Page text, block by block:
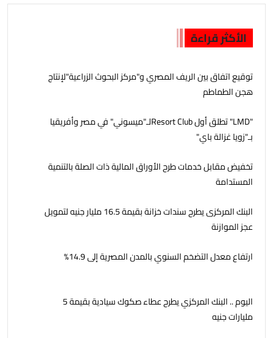
الأكثر قراءة
توقيع اتفاق بين الريف المصري و"مركز البحوث الزراعية"لإنتاج
هجن الطماطم
"LMD" تطلق أول Resort Clubلـ"ميسوني" في مصر وأفريقيا
بـ"زويا غزالة باي"
تخفيض مقابل خدمات طرح الأوراق المالية ذات الصلة بالتنمية
المستدامة
البنك المركزى يطرح سندات خزانة بقيمة 16.5 مليار جنيه لتمويل
عجز الموازنة
ارتفاع معدل التضخم السنوي بالمدن المصرية إلى 14.9%
اليوم .. البنك المركزي يطرح عطاء صكوك سيادية بقيمة 5
مليارات جنيه